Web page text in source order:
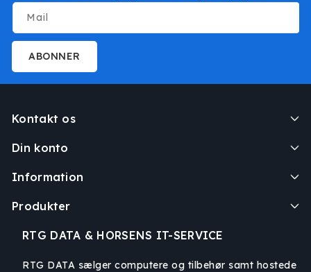
Mail
ABONNER
Kontakt os
Din konto
Information
Produkter
RTG DATA & HORSENS IT-SERVICE
RTG DATA sælger computere og tilbehør samt hostede